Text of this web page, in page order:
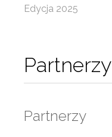
Partnerzy
Partnerzy
Edycja 2025